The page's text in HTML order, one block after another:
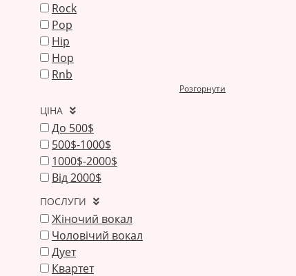
Rock
Pop
Hip
Hop
Rnb
Розгорнути
ЦІНА
До 500$
500$-1000$
1000$-2000$
Від 2000$
ПОСЛУГИ
Жіночий вокал
Чоловічий вокал
Дует
Квартет